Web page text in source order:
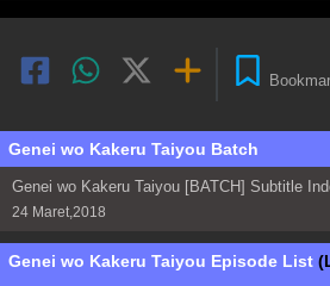
Genei wo Kakeru Taiyou Batch
Genei wo Kakeru Taiyou [BATCH] Subtitle
24 Maret,2018
Genei wo Kakeru Taiyou Episode List